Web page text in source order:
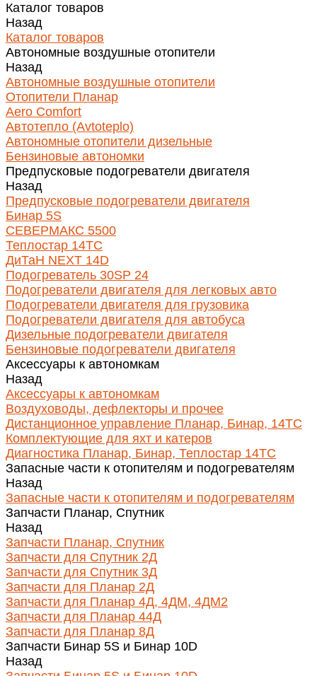
Каталог товаров
Назад
Каталог товаров
Автономные воздушные отопители
Назад
Автономные воздушные отопители
Отопители Планар
Aero Comfort
Автотепло (Avtoteplo)
Автономные отопители дизельные
Бензиновые автономки
Предпусковые подогреватели двигателя
Назад
Предпусковые подогреватели двигателя
Бинар 5S
СЕВЕРМАКС 5500
Теплостар 14ТС
ДиТаН NEXT 14D
Подогреватель 30SP 24
Подогреватели двигателя для легковых авто
Подогреватели двигателя для грузовика
Подогреватели двигателя для автобуса
Дизельные подогреватели двигателя
Бензиновые подогреватели двигателя
Аксессуары к автономкам
Назад
Аксессуары к автономкам
Воздуховоды, дефлекторы и прочее
Дистанционное управление Планар, Бинар, 14ТС
Комплектующие для яхт и катеров
Диагностика Планар, Бинар, Теплостар 14ТС
Запасные части к отопителям и подогревателям
Назад
Запасные части к отопителям и подогревателям
Запчасти Планар, Спутник
Назад
Запчасти Планар, Спутник
Запчасти для Спутник 2Д
Запчасти для Спутник 3Д
Запчасти для Планар 2Д
Запчасти для Планар 4Д, 4ДМ, 4ДМ2
Запчасти для Планар 44Д
Запчасти для Планар 8Д
Запчасти Бинар 5S и Бинар 10D
Назад